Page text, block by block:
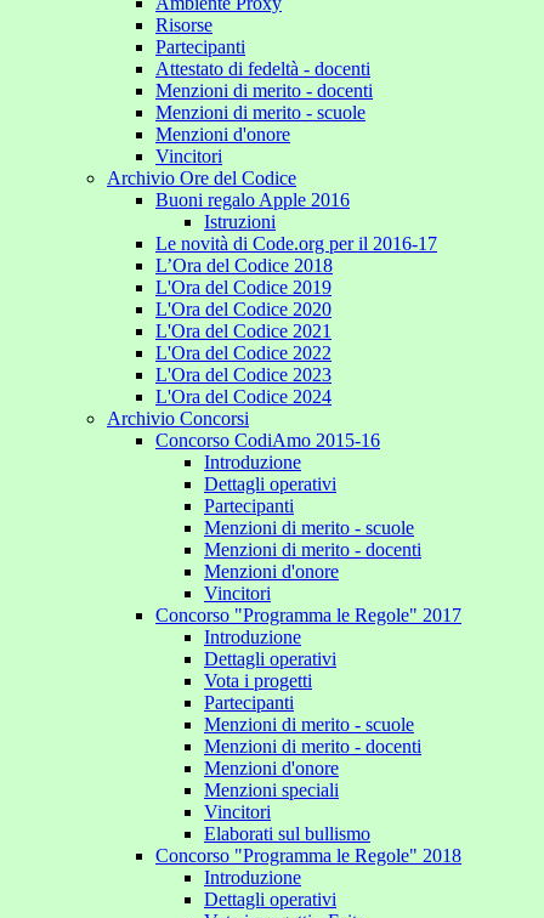
Risorse
Partecipanti
Attestato di fedeltà - docenti
Menzioni di merito - docenti
Menzioni di merito - scuole
Menzioni d'onore
Vincitori
Archivio Ore del Codice
Buoni regalo Apple 2016
Istruzioni
Le novità di Code.org per il 2016-17
L’Ora del Codice 2018
L'Ora del Codice 2019
L'Ora del Codice 2020
L'Ora del Codice 2021
L'Ora del Codice 2022
L'Ora del Codice 2023
L'Ora del Codice 2024
Archivio Concorsi
Concorso CodiAmo 2015-16
Introduzione
Dettagli operativi
Partecipanti
Menzioni di merito - scuole
Menzioni di merito - docenti
Menzioni d'onore
Vincitori
Concorso "Programma le Regole" 2017
Introduzione
Dettagli operativi
Vota i progetti
Partecipanti
Menzioni di merito - scuole
Menzioni di merito - docenti
Menzioni d'onore
Menzioni speciali
Vincitori
Elaborati sul bullismo
Concorso "Programma le Regole" 2018
Introduzione
Dettagli operativi